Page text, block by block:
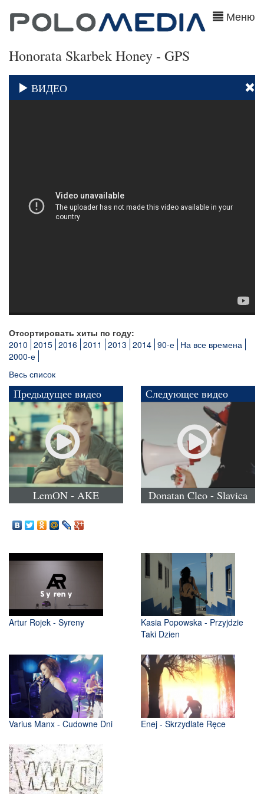
Меню
Honorata Skarbek Honey - GPS
ВИДЕО
Отсортировать хиты по году:
2010 2015 2016 2011 2013 2014 90-е На все времена
2000-е
Весь список
Предыдущее видео
LemON - AKE
Следующее видео
Donatan Cleo - Slavica
Artur Rojek - Syreny
Kasia Popowska - Przyjdzie
Taki Dzien
Varius Manx - Cudowne Dni Enej - Skrzydlate Ręce